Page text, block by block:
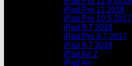
iPad Pro 11 2018
iPad Pro 10.5 2017
iPad 9.7 2018
iPad Pro 9.7 2017
iPad 9.7 2016
iPad Air 2
iPad Air